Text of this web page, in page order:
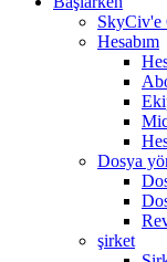
SkyCiv'e
Hesabım
Dosya
şirket